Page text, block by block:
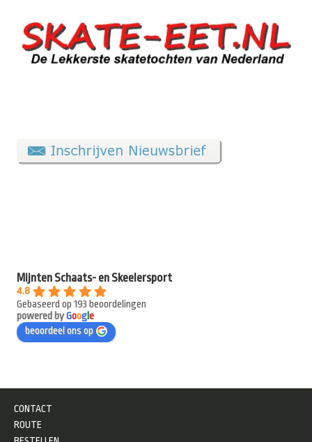
Mijnten Schaats- en Skeelersport
4.8
Gebaseerd op 193 beoordelingen
powered byGooge
beoordeel ons op
CONTACT
ROUTE